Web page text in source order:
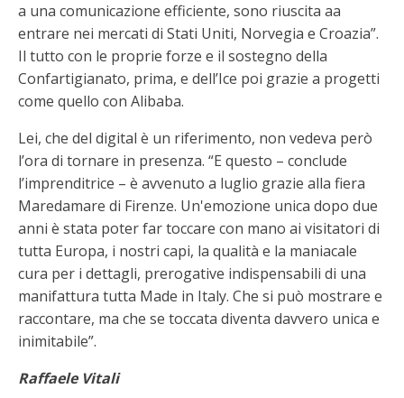
a una comunicazione efficiente, sono riuscita aa
entrare nei mercati di Stati Uniti, Norvegia e Croazia”.
Il tutto con le proprie forze e il sostegno della
Confartigianato, prima, e dell’Ice poi grazie a progetti
come quello con Alibaba.
Lei, che del digital è un riferimento, non vedeva però
l’ora di tornare in presenza. “E questo – conclude
l’imprenditrice – è avvenuto a luglio grazie alla fiera
Maredamare di Firenze. Un'emozione unica dopo due
anni è stata poter far toccare con mano ai visitatori di
tutta Europa, i nostri capi, la qualità e la maniacale
cura per i dettagli, prerogative indispensabili di una
manifattura tutta Made in Italy. Che si può mostrare e
raccontare, ma che se toccata diventa davvero unica e
inimitabile”.
Raffaele Vitali